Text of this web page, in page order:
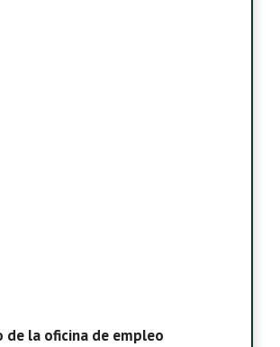
de la oficina de empleo